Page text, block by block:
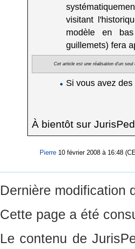
visitant
modèle en
guillemets) fera
Cet article est une réalisation d'un
Si vous avez
À bientôt sur
Pierre 10 février 2008 à 16:48
Dernière modification
Cette page a été
Le contenu de